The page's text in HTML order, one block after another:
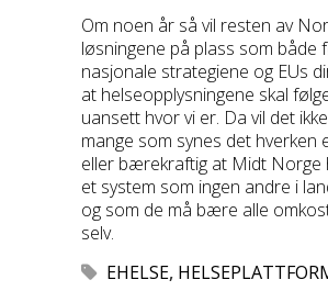
Om noen år så vil resten av
løsningene på plass som både
nasjonale strategiene og EUs
at helseopplysningene skal
uansett hvor vi er. Da vil det
mange som synes det hverken
eller bærekraftig at Midt Norge
et system som ingen andre i
og som de må bære alle
selv.
EHELSE,